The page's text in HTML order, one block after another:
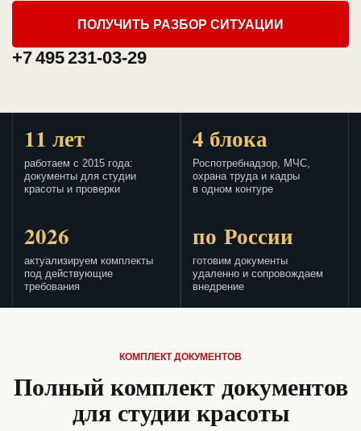
ПОЛУЧИТЬ РАЗБОР СИТУАЦИИ
+7 495 231-03-29
11 лет
работаем с 2015 года:
документы для студии
красоты и проверки
4 блока
Роспотребнадзор, МЧС,
охрана труда и кадры
в одном контуре
2026
актуализируем комплекты
под действующие
требования
по России
готовим документы
удаленно и сопровождаем
внедрение
КОМПЛЕКТ ДОКУМЕНТОВ
Полный комплект документов
для студии красоты